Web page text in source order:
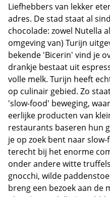
Liefhebbers van lekker
adres. De stad staat al
chocolade: zowel Nutella
omgeving van) Turijn
bekende 'Bicerin' vind je
drankje bestaat uit
volle melk. Turijn heeft
op culinair gebied. Zo
'slow-food' beweging,
eerlijke producten van
restaurants baseren hun
je op zoek bent naar
terecht bij het enorme
onder andere witte
gnocchi, wilde
breng een bezoek aan de